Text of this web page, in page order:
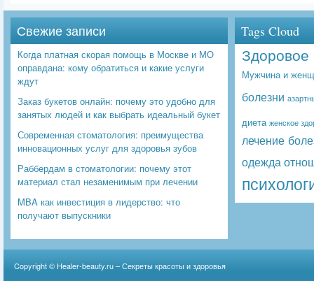
Свежие записи
Когда платная скорая помощь в Москве и МО
оправдана: кому обратиться и какие услуги
ждут
Заказ букетов онлайн: почему это удобно для
занятых людей и как выбрать идеальный букет
Современная стоматология: преимущества
инновационных услуг для здоровья зубов
Раббердам в стоматологии: почему этот
материал стал незаменимым при лечении
MBA как инвестиция в лидерство: что
получают выпускники
Tags Cloud
Здоровое
Мужчина и
болезни
диета женское
лечение
одежда
Copyright © Healer-beauty.ru – Секреты красоты и здоровья